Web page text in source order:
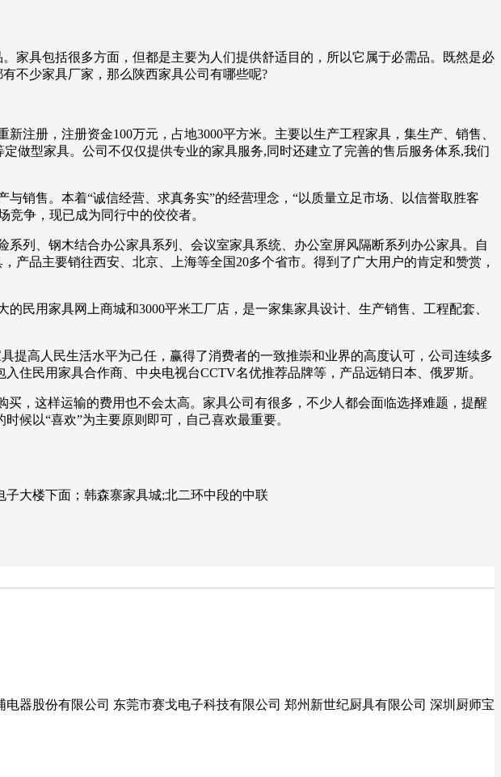
家具包括很多方面，但都是主要为人们提供舒适目的，所以它属于必需品。既然是必
不少家具厂家，那么陕西家具公司有哪些呢?
注册，注册资金100万元，占地3000平方米。主要以生产工程家具，集生产、销售、
做型家具。公司不仅仅提供专业的家具服务,同时还建立了完善的售后服务体系,我们
销售。本着“诚信经营、求真务实”的经营理念，“以质量立足市场、以信誉取胜客
竞争，现已成为同行中的佼佼者。
列、钢木结合办公家具系列、会议室家具系统、办公室屏风隔断系列办公家具。自
品主要销往西安、北京、上海等全国20多个省市。得到了广大用户的肯定和赞赏，
民用家具网上商城和3000平米工厂店，是一家集家具设计、生产销售、工程配套、
提高人民生活水平为己任，赢得了消费者的一致推崇和业界的高度认可，公司连续多
住民用家具合作商、中央电视台CCTV名优推荐品牌等，产品远销日本、俄罗斯。
，这样运输的费用也不会太高。家具公司有很多，不少人都会面临选择难题，提醒
候以“喜欢”为主要原则即可，自己喜欢最重要。
大楼下面；韩森寨家具城;北二环中段的中联
器股份有限公司 东莞市赛戈电子科技有限公司 郑州新世纪厨具有限公司 深圳厨师宝